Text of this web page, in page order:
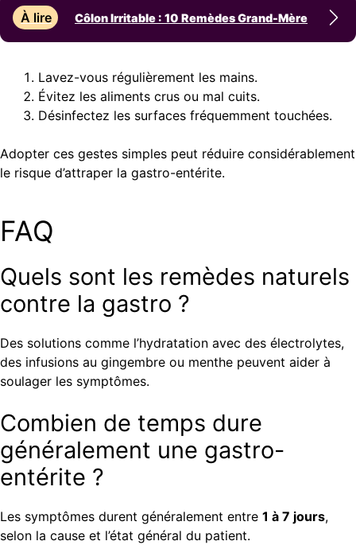
À lire Côlon Irritable : 10 Remèdes Grand-Mère
Lavez-vous régulièrement les mains.
Évitez les aliments crus ou mal cuits.
Désinfectez les surfaces fréquemment touchées.
Adopter ces gestes simples peut réduire considérablement
le risque d’attraper la gastro-entérite.
FAQ
Quels sont les remèdes naturels
contre la gastro ?
Des solutions comme l’hydratation avec des électrolytes,
des infusions au gingembre ou menthe peuvent aider à
soulager les symptômes.
Combien de temps dure
généralement une gastro-
entérite ?
Les symptômes durent généralement entre 1 à 7 jours,
selon la cause et l’état général du patient.